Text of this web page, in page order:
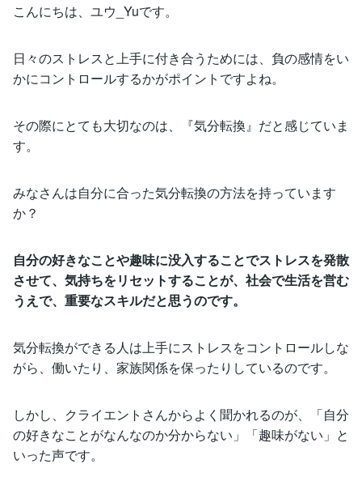
こんにちは、ユウ_Yuです。
日々のストレスと上手に付き合うためには、負の感情をい
かにコントロールするかがポイントですよね。
その際にとても大切なのは、『気分転換』だと感じていま
す。
みなさんは自分に合った気分転換の方法を持っています
か？
自分の好きなことや趣味に没入することでストレスを発散
させて、気持ちをリセットすることが、社会で生活を営む
うえで、重要なスキルだと思うのです。
気分転換ができる人は上手にストレスをコントロールしな
がら、働いたり、家族関係を保ったりしているのです。
しかし、クライエントさんからよく聞かれるのが、「自分
の好きなことがなんなのか分からない」「趣味がない」と
いった声です。